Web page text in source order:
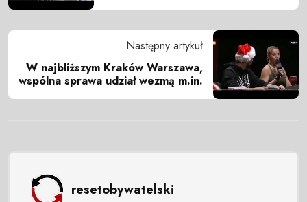
Następny artykuł
W najbliższym Kraków Warszawa,
wspólna sprawa udział wezmą m.in.
resetobywatelski